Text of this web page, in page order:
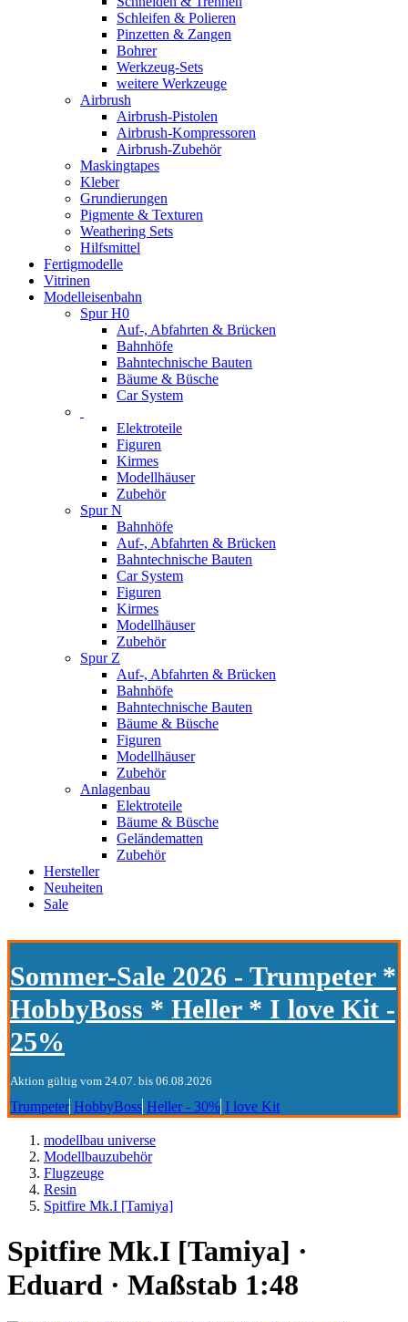
Schleifen & Polieren
Pinzetten & Zangen
Bohrer
Werkzeug-Sets
weitere Werkzeuge
Airbrush
Airbrush-Pistolen
Airbrush-Kompressoren
Airbrush-Zubehör
Maskingtapes
Kleber
Grundierungen
Pigmente & Texturen
Weathering Sets
Hilfsmittel
Fertigmodelle
Vitrinen
Modelleisenbahn
Spur H0
Auf-, Abfahrten & Brücken
Bahnhöfe
Bahntechnische Bauten
Bäume & Büsche
Car System
Elektroteile
Figuren
Kirmes
Modellhäuser
Zubehör
Spur N
Bahnhöfe
Auf-, Abfahrten & Brücken
Bahntechnische Bauten
Car System
Figuren
Kirmes
Modellhäuser
Zubehör
Spur Z
Auf-, Abfahrten & Brücken
Bahnhöfe
Bahntechnische Bauten
Bäume & Büsche
Figuren
Modellhäuser
Zubehör
Anlagenbau
Elektroteile
Bäume & Büsche
Geländematten
Zubehör
Hersteller
Neuheiten
Sale
Sommer-Sale 2026 - Trumpeter *
HobbyBoss * Heller * I love Kit -
25%
Aktion gültig vom 24.07. bis 06.08.2026
Trumpeter HobbyBoss Heller - 30% I love Kit
modellbau universe
Modellbauzubehör
Flugzeuge
Resin
Spitfire Mk.I [Tamiya]
Spitfire Mk.I [Tamiya] ·
Eduard · Maßstab 1:48